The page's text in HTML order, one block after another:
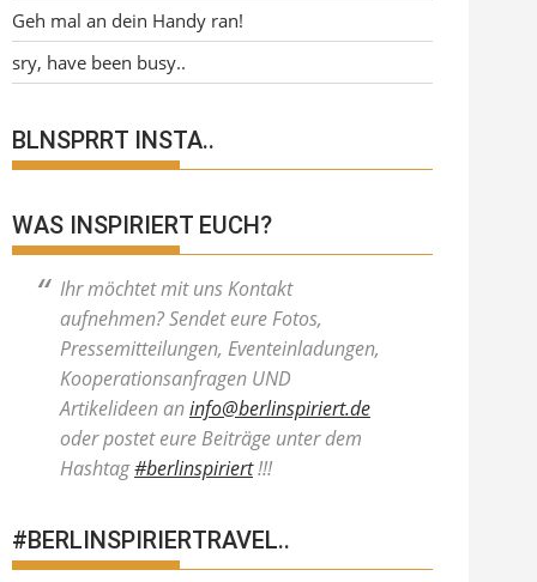
Geh mal an dein Handy ran!
sry, have been busy..
BLNSPRRT INSTA..
WAS INSPIRIERT EUCH?
Ihr möchtet mit uns Kontakt
aufnehmen? Sendet eure Fotos,
Pressemitteilungen, Eventeinladungen,
Kooperationsanfragen UND
Artikelideen aninfo@berlinspiriert.de
oder postet eure Beiträge unter dem
Hashtag#berlinspiriert!!!
#BERLINSPIRIERTRAVEL..